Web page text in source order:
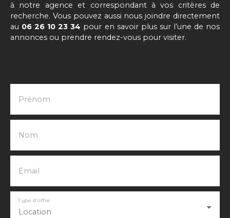
à notre agence et correspondant à vos critères de
recherche. Vous pouvez aussi nous joindre directement
au 06 26 10 23 34 pour en savoir plus sur l’une de nos
annonces ou prendre rendez-vous pour visiter.
Prénom
Nom
Email
Location
Type d'offre